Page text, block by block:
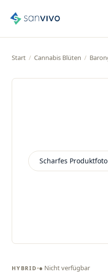
Start / Cannabis Blüten /
Scharfes
HYBRID ● Nicht verfügbar